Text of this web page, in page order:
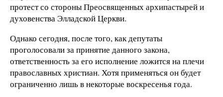
протест со стороны Преосвященных архипастырей и
духовенства Элладской Церкви.
Однако сегодня, после того, как депутаты
проголосовали за принятие данного закона,
ответственность за его исполнение ложится на плечи
православных христиан. Хотя применяться он будет
ограниченно лишь в некоторые воскресенья года.